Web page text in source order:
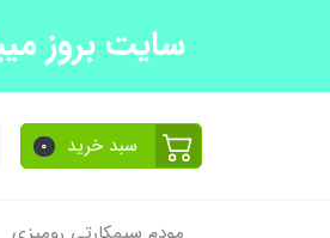
سایت بروز
سبد خرید 0